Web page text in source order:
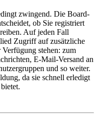
zwingend. Die Board-
ob Sie registriert
Auf jeden Fall
Zugriff auf zusätzliche
stehen: zum
E-Mail-Versand an
und so weiter.
da sie schnell erledigt